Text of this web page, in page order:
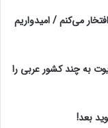
می‌کنم / امیدواریم
به چند کشور عربی را
بعد!